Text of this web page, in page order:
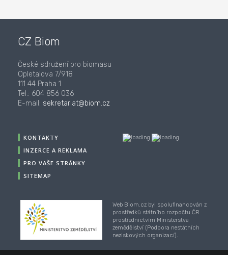
CZ Biom
České sdružení pro biomasu
Opletalova 7/918
111 44 Praha 1
Tel.: 604 856 036
E-mail: sekretariat@biom.cz
KONTAKTY
INZERCE A REKLAMA
PRO VAŠE STRÁNKY
SITEMAP
Web Biom.cz byl spolufinancován z
prostředků státního rozpočtu ČR
prostřednictvím Ministerstva
zemědělství (Podpora nestátních
neziskových organizací).